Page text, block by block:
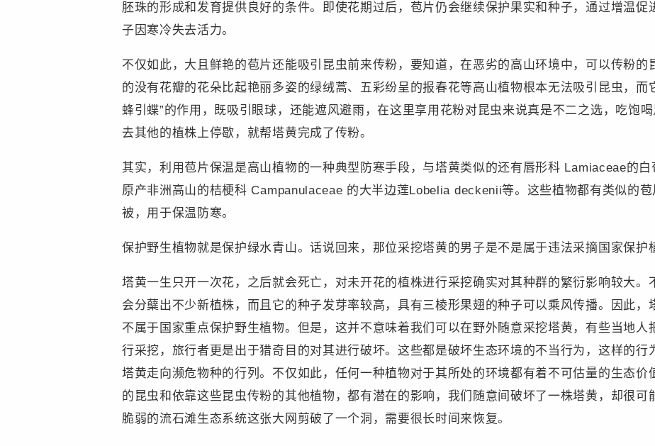
胚珠的形成和发育提供良好的条件。即使花期过后，苞片仍会继续保护果实和种子，通过增温促
子因寒冷失去活力。
不仅如此，大且鲜艳的苞片还能吸引昆虫前来传粉，要知道，在恶劣的高山环境中，可以传粉的
的没有花瓣的花朵比起艳丽多姿的绿绒蒿、五彩纷呈的报春花等高山植物根本无法吸引昆虫，而
蜂引蝶”的作用，既吸引眼球，还能遮风避雨，在这里享用花粉对昆虫来说真是不二之选，吃饱
去其他的植株上停歇，就帮塔黄完成了传粉。
其实，利用苞片保温是高山植物的一种典型防寒手段，与塔黄类似的还有唇形科 Lamiaceae的
原产非洲高山的桔梗科 Campanulaceae 的大半边莲Lobelia deckenii等。这些植物都有类似的
被，用于保温防寒。
保护野生植物就是保护绿水青山。话说回来，那位采挖塔黄的男子是不是属于违法采摘国家保护
塔黄一生只开一次花，之后就会死亡，对未开花的植株进行采挖确实对其种群的繁衍影响较大。
会分蘖出不少新植株，而且它的种子发芽率较高，具有三棱形果翅的种子可以乘风传播。因此，
不属于国家重点保护野生植物。但是，这并不意味着我们可以在野外随意采挖塔黄，有些当地人
行采挖，旅行者更是出于猎奇目的对其进行破坏。这些都是破坏生态环境的不当行为，这样的行
塔黄走向濒危物种的行列。不仅如此，任何一种植物对于其所处的环境都有着不可估量的生态价
的昆虫和依靠这些昆虫传粉的其他植物，都有潜在的影响，我们随意间破坏了一株塔黄，却很可
脆弱的流石滩生态系统这张大网剪破了一个洞，需要很长时间来恢复。